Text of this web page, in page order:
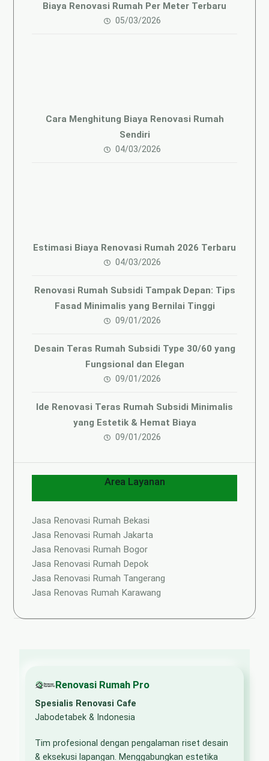
Biaya Renovasi Rumah Per Meter Terbaru
05/03/2026
Cara Menghitung Biaya Renovasi Rumah
Sendiri
04/03/2026
Estimasi Biaya Renovasi Rumah 2026 Terbaru
04/03/2026
Renovasi Rumah Subsidi Tampak Depan: Tips
Fasad Minimalis yang Bernilai Tinggi
09/01/2026
Desain Teras Rumah Subsidi Type 30/60 yang
Fungsional dan Elegan
09/01/2026
Ide Renovasi Teras Rumah Subsidi Minimalis
yang Estetik & Hemat Biaya
09/01/2026
Area Layanan
Jasa Renovasi Rumah Bekasi
Jasa Renovasi Rumah Jakarta
Jasa Renovasi Rumah Bogor
Jasa Renovasi Rumah Depok
Jasa Renovasi Rumah Tangerang
Jasa Renovas Rumah Karawang
Renovasi Rumah Pro
Spesialis Renovasi Cafe
Jabodetabek & Indonesia
Tim profesional dengan pengalaman riset desain
& eksekusi lapangan. Menggabungkan estetika